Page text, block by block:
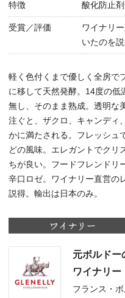
特徴 酸化防止
受賞／評価
ワイナリ
いたのを
軽く色付くまで優しく全房で
に移して天然発酵。14度の低
無し、そのまま熟成。透明な
注ぐと、ザクロ、キャンディ
かに満たされる。フレッシュ
どの風味。エレガントでクリ
ちが良い。フードフレンドリ
辛口ロゼ。ワイナリー直営の
説得。輸出は日本のみ。
元ボルドー
ワイナリー
フランス・